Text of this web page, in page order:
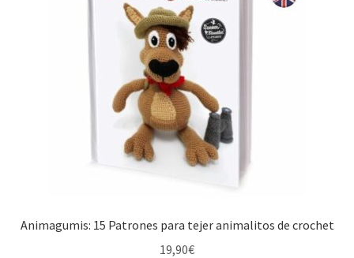
Animagumis: 15 Patrones para tejer animalitos de crochet
19,90€